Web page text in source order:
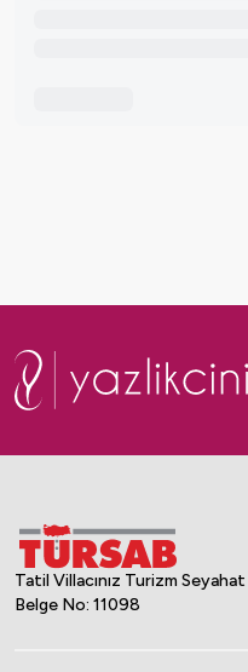
Tatil Villacınız Turizm
Belge No: 11098